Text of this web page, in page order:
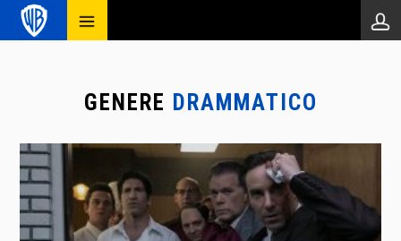
GENERE DRAMMATICO